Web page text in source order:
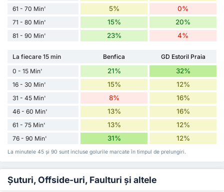
61 - 70 Min' 5% 0%
71 - 80 Min' 15% 20%
81 - 90 Min' 23% 4%
La fiecare 15 min Benfica
GD Estoril Praia
0 - 15 Min'
21% 32%
16 - 30 Min' 15% 12%
31 - 45 Min' 8% 16%
46 - 60 Min' 13% 16%
61 - 75 Min' 13% 12%
76 - 90 Min' 31% 12%
La minutele 45 și 90 sunt incluse golurile marcate în timpul de prelungiri.
Șuturi, Offside-uri, Faulturi și altele